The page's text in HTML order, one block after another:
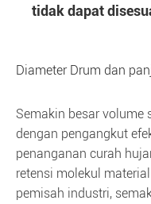
tidak dapat
Diameter Drum dan
Semakin besar volume
dengan pengangkut
penanganan curah
retensi molekul
pemisah industri,